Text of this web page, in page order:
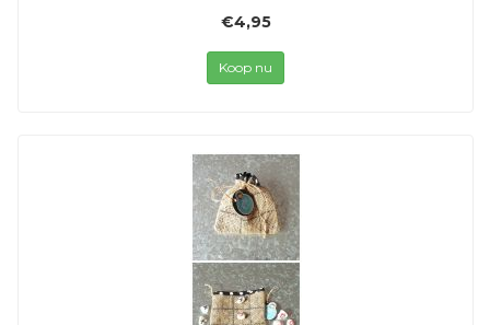
€4,95
Koop nu